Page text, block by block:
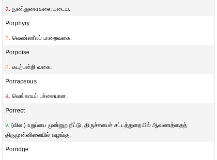
a. நுண்துளைகளையுடைய.
Porphyry
n. வெண்ணீலப் பாறைவகை.
Porpoise
n. கடற்பன்றி வகை.
Porraceous
a. வெங்காயப் பச்சையான.
Porrect
v. (வில.) உறுப்பை முன்னுற நீட்டு, திருச்சபைச் சட்டத்துறையில் ஆவணத்தைத்
திருமுன்னிலையில் வழங்கு.
Porridge